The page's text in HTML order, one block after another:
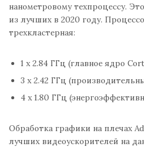
нанометровому техпроцессу.
из лучших в 2020 году.
трехкластерная:
1 x 2.84 ГГц (главное ядро
3 x 2.42 ГГц
4 x 1.80 ГГц
Обработка графики на плечах
лучших видеоускорителей на